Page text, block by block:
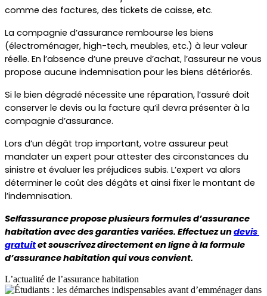
comme des factures, des tickets de caisse, etc.
La compagnie d’assurance rembourse les biens
(électroménager, high-tech, meubles, etc.) à leur valeur
réelle. En l’absence d’une preuve d’achat, l’assureur ne vous
propose aucune indemnisation pour les biens détériorés.
Si le bien dégradé nécessite une réparation, l’assuré doit
conserver le devis ou la facture qu’il devra présenter à la
compagnie d’assurance.
Lors d’un dégât trop important, votre assureur peut
mandater un expert pour attester des circonstances du
sinistre et évaluer les préjudices subis. L’expert va alors
déterminer le coût des dégâts et ainsi fixer le montant de
l’indemnisation.
Selfassurance propose plusieurs formules d’assurance
habitation avec des garanties variées. Effectuez un devis
gratuit et souscrivez directement en ligne à la formule
d’assurance habitation qui vous convient.
L’actualité de l’assurance habitation